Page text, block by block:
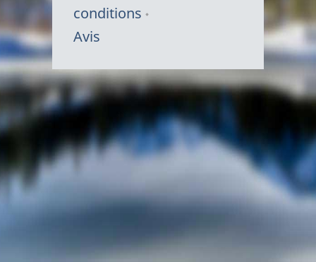
conditions
Avis
Symbole
du
Canada